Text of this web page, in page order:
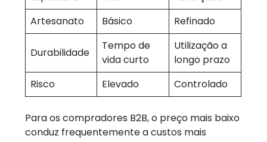
Artesanato
Básico Refinado
Durabilidade
Tempo de
vida curto
Utilização a
longo prazo
Risco
Elevado Controlado
Para os compradores B2B, o preço mais baixo
conduz frequentemente a custos mais